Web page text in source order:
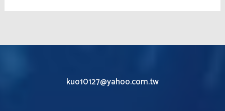
kuo10127@yahoo.com.tw